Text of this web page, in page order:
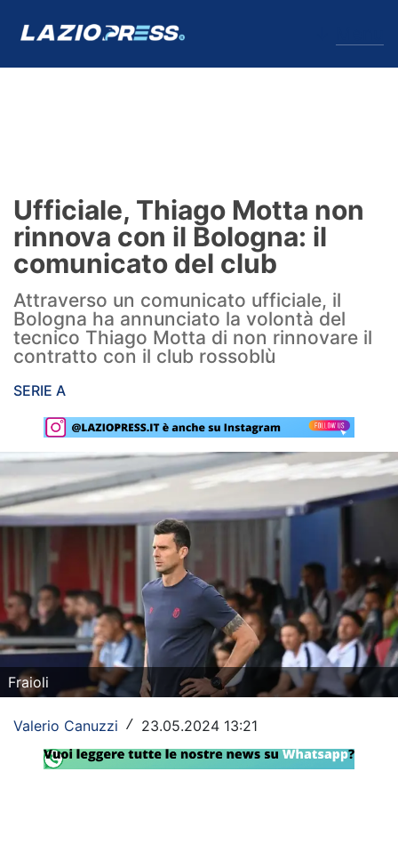
Formello
Infortuni
Primavera
Calciomercato
Lazio Women
Rassegna Lazio
Social
Calcio
Champions League
Europa League
Altri Sport
Formula 1
Tennis
Vela
Ufficiale, Thiago Motta non
rinnova con il Bologna: il
comunicato del club
Attraverso un comunicato ufficiale, il
Bologna ha annunciato la volontà del
tecnico Thiago Motta di non rinnovare il
contratto con il club rossoblù
SERIE A
Fraioli
Valerio Canuzzi / 23.05.2024 13:21